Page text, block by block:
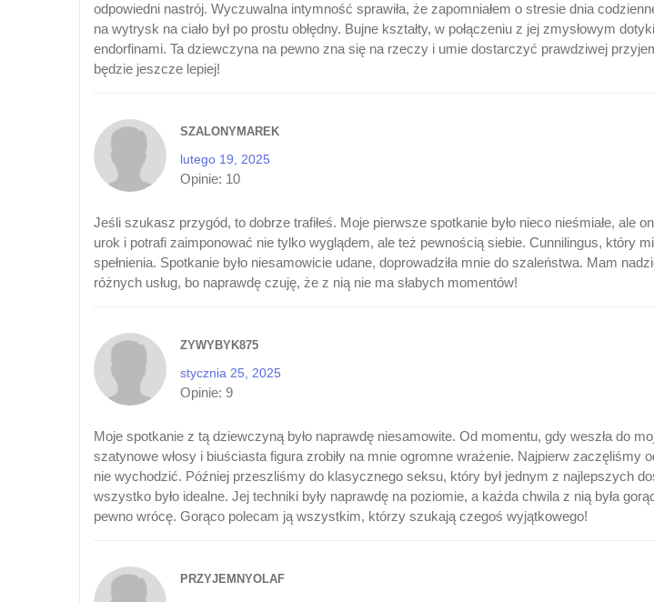
odpowiedni nastrój. Wyczuwalna intymność sprawiła, że zapomniałem o stresie dnia
na wytrysk na ciało był po prostu obłędny. Bujne kształty, w połączeniu z jej zmysłowym
endorfinami. Ta dziewczyna na pewno zna się na rzeczy i umie dostarczyć prawdziwej
będzie jeszcze lepiej!
SZALONYMAREK
lutego 19, 2025
Opinie: 10
Jeśli szukasz przygód, to dobrze trafiłeś. Moje pierwsze spotkanie było nieco nieśmiałe, ale
urok i potrafi zaimponować nie tylko wyglądem, ale też pewnością siebie. Cunnilingus, który
spełnienia. Spotkanie było niesamowicie udane, doprowadziła mnie do szaleństwa. Mam
różnych usług, bo naprawdę czuję, że z nią nie ma słabych momentów!
ZYWYBYK875
stycznia 25, 2025
Opinie: 9
Moje spotkanie z tą dziewczyną było naprawdę niesamowite. Od momentu, gdy weszła do
szatynowe włosy i biuściasta figura zrobiły na mnie ogromne wrażenie. Najpierw
nie wychodzić. Później przeszliśmy do klasycznego seksu, który był jednym z najlepszych
wszystko było idealne. Jej techniki były naprawdę na poziomie, a każda chwila z nią była
pewno wrócę. Gorąco polecam ją wszystkim, którzy szukają czegoś wyjątkowego!
PRZYJEMNYOLAF